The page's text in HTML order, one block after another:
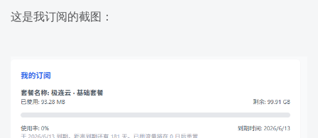
这是我订阅的截图：